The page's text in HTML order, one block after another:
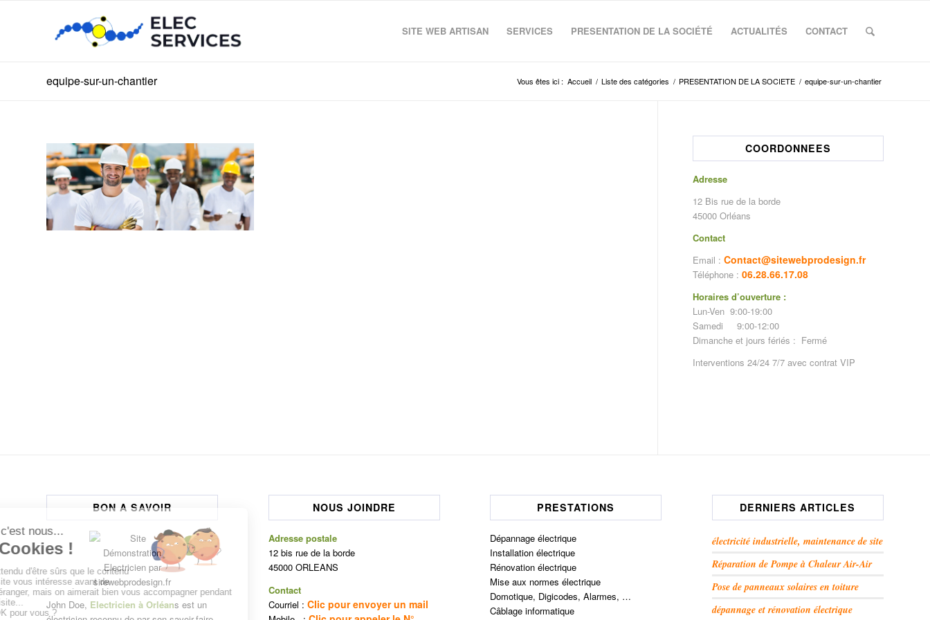
SITE WEB ARTISAN SERVICES PRESENTATION DE LA SOCIÉTÉ ACTUALITÉS CONTACT
equipe-sur-un-chantier Vous êtes ici : Accueil / Liste des catégories / PRESENTATION DE LA SOCIETE / equipe-sur-un-chantier
COORDONNEES
Adresse
12 Bis rue de la borde
45000 Orléans
Contact
Email :Contact@sitewebprodesign.fr
Téléphone :06.28.66.17.08
Horaires d’ouverture :
Lun-Ven 9:00-19:00
Samedi 9:00-12:00
Dimanche et jours fériés : Fermé
Interventions 24/24 7/7 avec contrat VIP
BON A SAVOIR
John Doe, Electricien à Orléans est un
NOUS JOINDRE
Adresse postale
12 bis rue de la borde
45000 ORLEANS
Contact
Courriel : Clic pour envoyer un mail
PRESTATIONS
Dépannage électrique
Installation électrique
Rénovation électrique
Mise aux normes électrique
Domotique, Digicodes, Alarmes, …
Câblage informatique
DERNIERS ARTICLES
électricité industrielle, maintenance de site
Réparation de Pompe à Chaleur Air-Air
Pose de panneaux solaires en toiture
dépannage et rénovation électrique